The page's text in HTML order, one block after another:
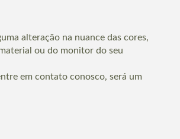
alteração na nuance das cores,
ou do monitor do seu
em contato conosco, será um